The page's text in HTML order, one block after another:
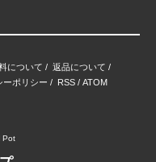
について / 返品について /
ーポリシー / RSS / ATOM
Pot